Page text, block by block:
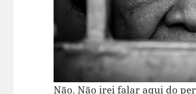
Não. Não irei falar aqui do